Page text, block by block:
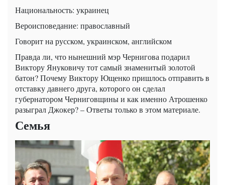
Национальность: украинец
Вероисповедание: православный
Говорит на русском, украинском, английском
Правда ли, что нынешний мэр Чернигова подарил
Виктору Януковичу тот самый знаменитый золотой
батон? Почему Виктору Ющенко пришлось отправить в
отставку давнего друга, которого он сделал
губернатором Черниговщины и как именно Атрошенко
разыграл Джокер? – Ответы только в этом материале.
Семья